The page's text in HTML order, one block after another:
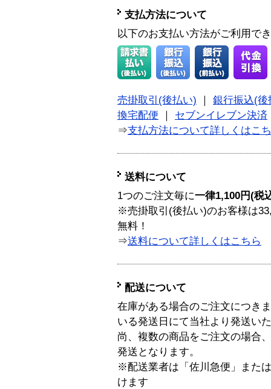
支払方法について
以下のお支払い方法がご利用で
売掛取引(後払い)
銀行振込(後
換宅配便
セブンイレブン決済
⇒支払方法について詳しくはこ
送料について
1つのご注文毎に一律1,100円(税
※売掛取引(後払い)のお客様は
無料！
⇒送料について詳しくはこちら
配送について
在庫がある場合のご注文につき
いる発送日にて当社より発送い
尚、複数の商品をご注文の場合
発送となります。
※配送業者は「佐川急便」また
けます